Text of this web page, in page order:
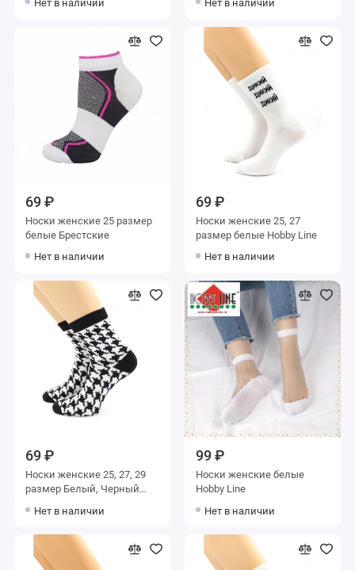
Нет в наличии Нет в наличии
69 ₽
Носки женские 25 размер
белые Брестские
Нет в наличии
69 ₽
Носки женские 25, 27
размер белые Hobby Line
Нет в наличии
69 ₽
Носки женские 25, 27, 29
размер Белый, Черный
Нет в наличии
99 ₽
Носки женские белые
Hobby Line
Нет в наличии